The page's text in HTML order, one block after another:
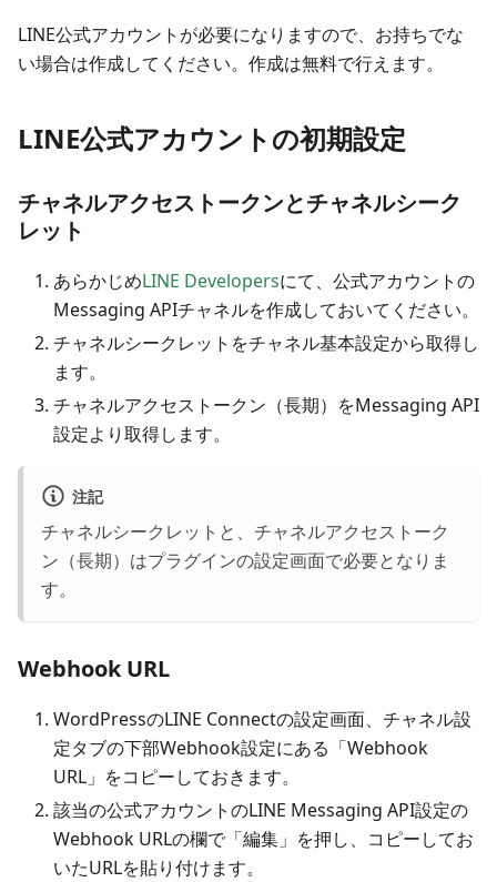
LINE公式アカウントが必要になりますので、お持ちでな
い場合は作成してください。作成は無料で行えます。
LINE公式アカウントの初期設定
チャネルアクセストークンとチャネルシーク
レット
あらかじめLINE Developersにて、公式アカウントの
Messaging APIチャネルを作成しておいてください。
チャネルシークレットをチャネル基本設定から取得し
ます。
チャネルアクセストークン（長期）をMessaging API
設定より取得します。
注記
チャネルシークレットと、チャネルアクセストーク
ン（長期）はプラグインの設定画面で必要となりま
す。
Webhook URL
WordPressのLINE Connectの設定画面、チャネル設
定タブの下部Webhook設定にある「Webhook
URL」をコピーしておきます。
該当の公式アカウントのLINE Messaging API設定の
Webhook URLの欄で「編集」を押し、コピーしてお
いたURLを貼り付けます。